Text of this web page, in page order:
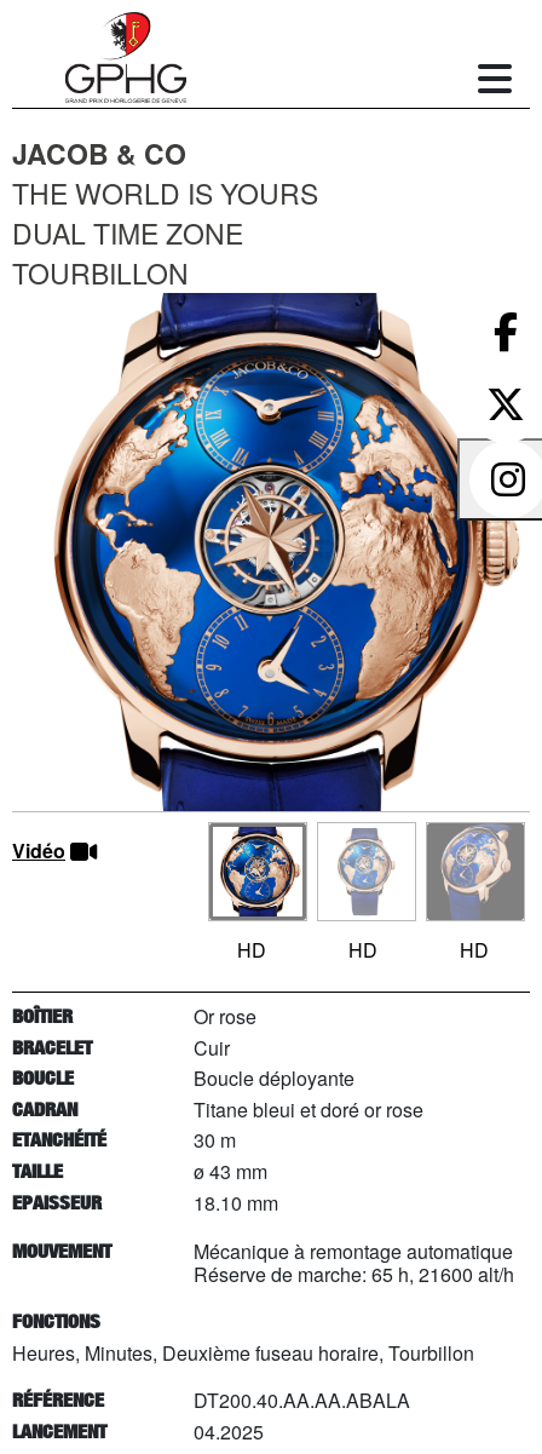
JACOB & CO
THE WORLD IS YOURS
DUAL TIME ZONE
TOURBILLON
Vidéo
HD HD HD
BOÎTIER Or rose
BRACELET Cuir
BOUCLE Boucle déployante
CADRAN Titane bleui et doré or rose
ETANCHÉITÉ 30 m
TAILLE ø 43 mm
EPAISSEUR 18.10 mm
MOUVEMENT
Mécanique à remontage automatique
Réserve de marche: 65 h, 21600 alt/h
FONCTIONS
Heures, Minutes, Deuxième fuseau horaire, Tourbillon
RÉFÉRENCE DT200.40.AA.AA.ABALA
LANCEMENT 04.2025